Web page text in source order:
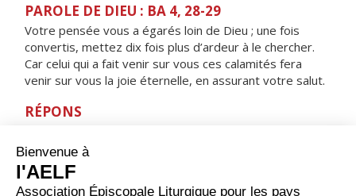
PAROLE DE DIEU : BA 4, 28-29
Votre pensée vous a égarés loin de Dieu ; une fois
convertis, mettez dix fois plus d’ardeur à le chercher.
Car celui qui a fait venir sur vous ces calamités fera
venir sur vous la joie éternelle, en assurant votre salut.
RÉPONS
près de lui abonde le rachat.
ORAISON